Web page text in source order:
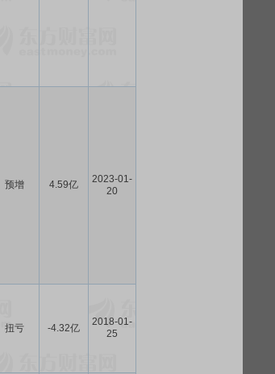
预增 4.59亿
2023-01-
20
扭亏 -4.32亿
2018-01-
25